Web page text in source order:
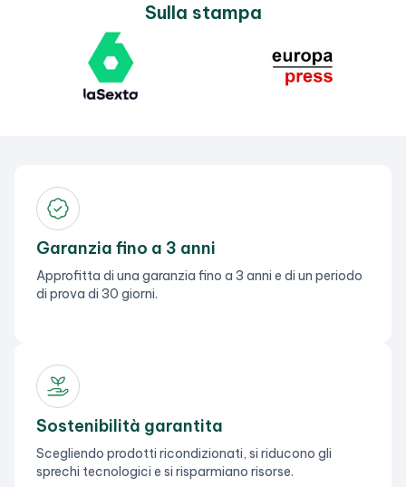
Sulla stampa
Garanzia fino a 3 anni
Approfitta di una garanzia fino a 3 anni e di un periodo
di prova di 30 giorni.
Sostenibilità garantita
Scegliendo prodotti ricondizionati, si riducono gli
sprechi tecnologici e si risparmiano risorse.